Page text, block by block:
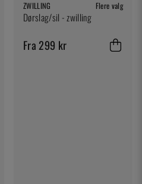
ZWILLING Flere valg
Dørslag/sil - zwilling
Fra 299 kr